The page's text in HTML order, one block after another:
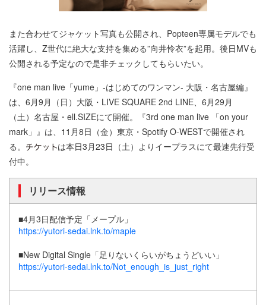
また合わせてジャケット写真も公開され、Popteen専属モデルでも
活躍し、Z世代に絶大な支持を集める”向井怜衣”を起用。後日MVも
公開される予定なので是非チェックしてもらいたい。
『one man live「yume」-はじめてのワンマン- 大阪・名古屋編』
は、6月9月（日）大阪・LIVE SQUARE 2nd LINE、6月29月
（土）名古屋・ell.SIZEにて開催。『3rd one man live 「on your
mark」』は、11月8日（金）東京・Spotify O-WESTで開催され
る。
は本日3月23日（土）よりイープラスにて最速先行受
付中。
リリース情報
■4月3日配信予定「メープル」
https://yutori-sedai.lnk.to/maple
■New Digital Single「足りないくらいがちょうどいい」
https://yutori-sedai.lnk.to/Not_enough_is_just_right